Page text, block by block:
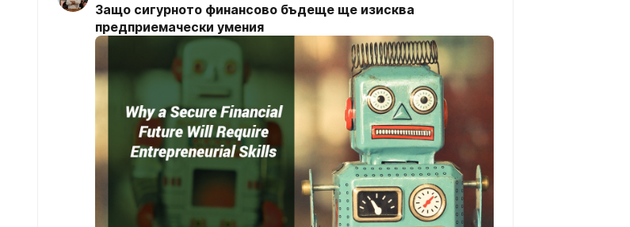
Защо сигурното финансово бъдеще ще изисква
предприемачески умения